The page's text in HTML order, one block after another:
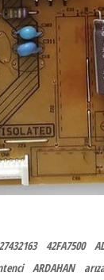
27432163 42FA7500
ARDAHAN